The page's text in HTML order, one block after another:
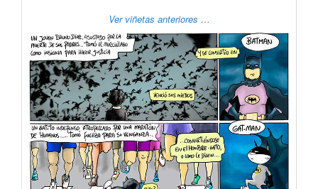
Ver viñetas anteriores …